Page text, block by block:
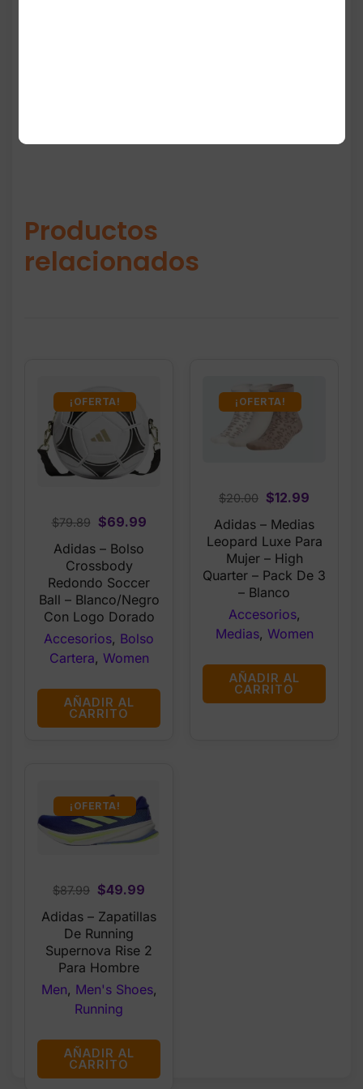
Productos
relacionados
¡OFERTA!
$79.89
Original
price
was:
$79.89.
$69.99Current
$69.99.
Adidas – Bolso
Crossbody
Redondo Soccer
Ball – Blanco/Negro
Con Logo Dorado
Accesorios, Bolso
Cartera, Women
AÑADIR AL
CARRITO
¡OFERTA!
$20.00 Original
price
was:
$20.00.
$12.99
is:
Adidas – Medias
Leopard Luxe Para
Mujer – High
Quarter – Pack De 3
– Blanco
Accesorios,
Medias, Women
AÑADIR AL
CARRITO
¡OFERTA!
$87.99 Original
price
was:
$87.99.
$49.99
$49.99.
Adidas – Zapatillas
De Running
Supernova Rise 2
Para Hombre
Men, Men's Shoes,
Running
AÑADIR AL
CARRITO